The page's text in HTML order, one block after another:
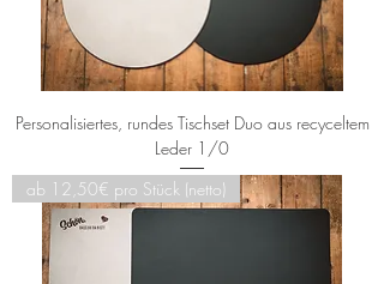
Personalisiertes, rundes Tischset Duo aus recyceltem
Leder 1/0
ab 12,50€ pro Stück (netto)